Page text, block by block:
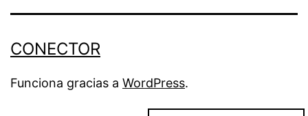
CONECTOR
Funciona gracias a WordPress.